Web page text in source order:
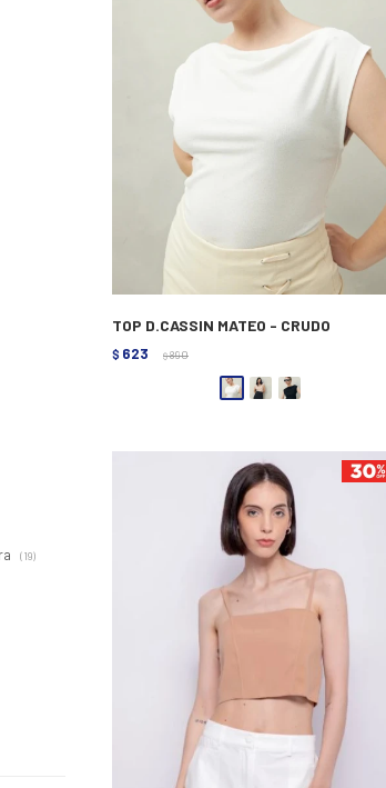
TOP D.CASSIN MATEO - CRUDO
$ 623 $ 890
(19)